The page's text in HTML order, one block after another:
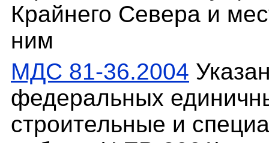
Крайнего Севера и
ним
МДС 81-36.2004
федеральных
строительные и